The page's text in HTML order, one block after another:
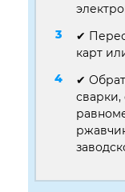
✔
карт
✔